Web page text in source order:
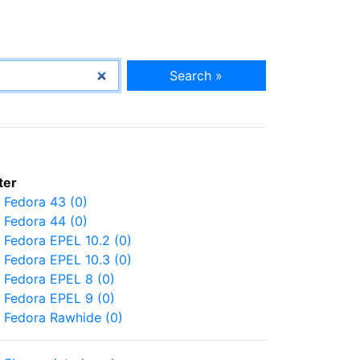
Search »
Fedora 43 (0)
Fedora 44 (0)
Fedora EPEL 10.2 (0)
Fedora EPEL 10.3 (0)
Fedora EPEL 8 (0)
Fedora EPEL 9 (0)
Fedora Rawhide (0)